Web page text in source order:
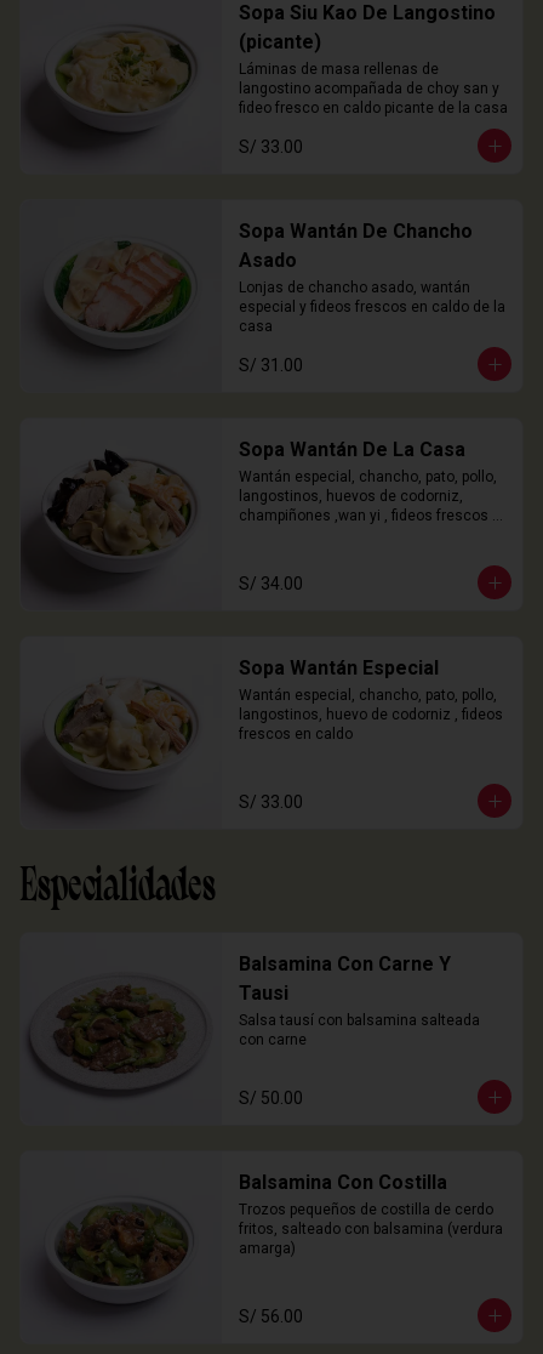
Sopa Siu Kao De Langostino
(picante)
Láminas de masa rellenas de
langostino acompañada de choy san y
fideo fresco en caldo picante de la casa
S/ 33.00
Sopa Wantán De Chancho
Asado
Lonjas de chancho asado, wantán
especial y fideos frescos en caldo de la
casa
S/ 31.00
Sopa Wantán De La Casa
Wantán especial, chancho, pato, pollo,
langostinos, huevos de codorniz,
champiñones ,wan yi , fideos frescos
S/ 34.00
Sopa Wantán Especial
Wantán especial, chancho, pato, pollo,
langostinos, huevo de codorniz , fideos
frescos en caldo
S/ 33.00
Especialidades
Balsamina Con Carne Y
Tausi
Salsa tausí con balsamina salteada
con carne
S/ 50.00
Balsamina Con Costilla
Trozos pequeños de costilla de cerdo
fritos, salteado con balsamina (verdura
amarga)
S/ 56.00